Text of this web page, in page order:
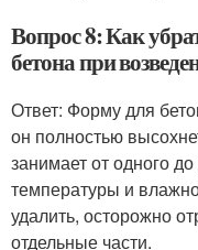
Вопрос 8: Как
бетона при
Ответ: Форму для
он полностью
занимает от одного
температуры и
удалить, осторожно
отдельные части.